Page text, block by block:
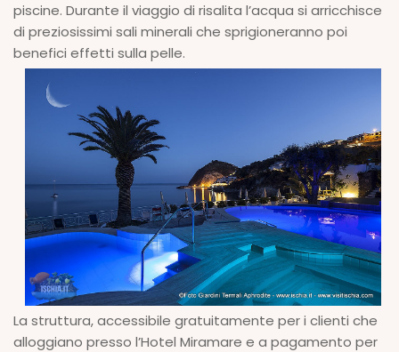
piscine. Durante il viaggio di risalita l’acqua si arricchisce
di preziosissimi sali minerali che sprigioneranno poi
benefici effetti sulla pelle.
La struttura, accessibile gratuitamente per i clienti che
alloggiano presso l’Hotel Miramare e a pagamento per